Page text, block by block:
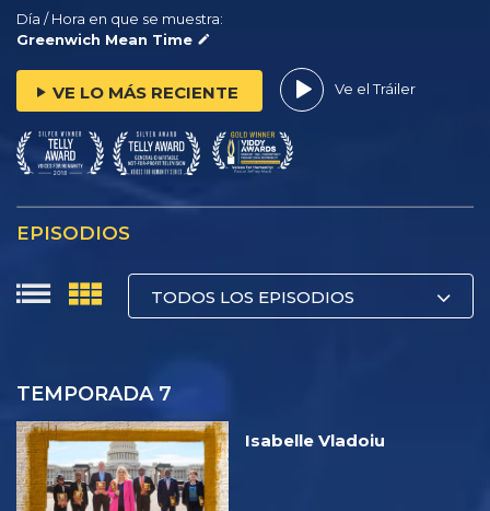
Día / Hora en que se muestra:
Greenwich Mean Time
VE LO MÁS RECIENTE Ve el Tráiler
EPISODIOS
TODOS LOS EPISODIOS
TEMPORADA 7
Isabelle Vladoiu